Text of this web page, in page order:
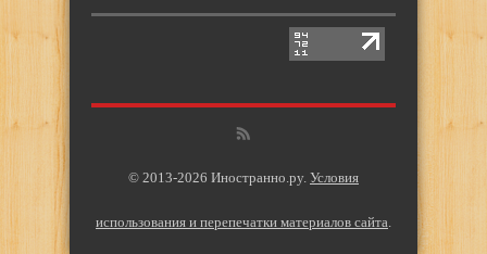
© 2013-2026 Иностранно.ру. Условия
использования и перепечатки материалов сайта